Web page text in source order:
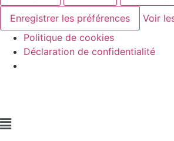
Enregistrer les préférences
Voir
Politique de cookies
Déclaration de confidentialité